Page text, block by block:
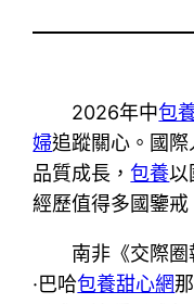
2026年中包
婦追蹤關心。國
品質成長，包養以
經歷值得多國鑒戒
南非《交際
·巴哈包養甜心網